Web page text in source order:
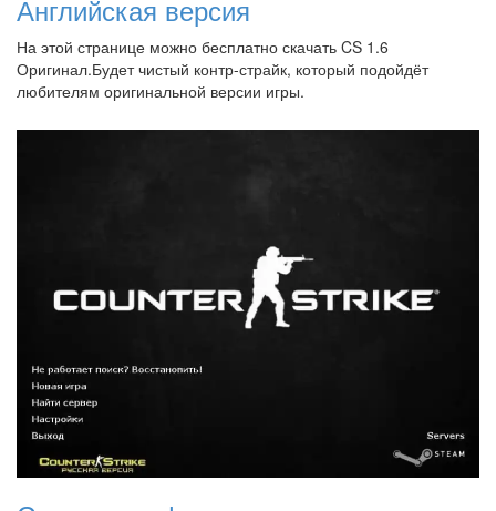
Английская версия
На этой странице можно бесплатно скачать CS 1.6
Оригинал.Будет чистый контр-страйк, который подойдёт
любителям оригинальной версии игры.